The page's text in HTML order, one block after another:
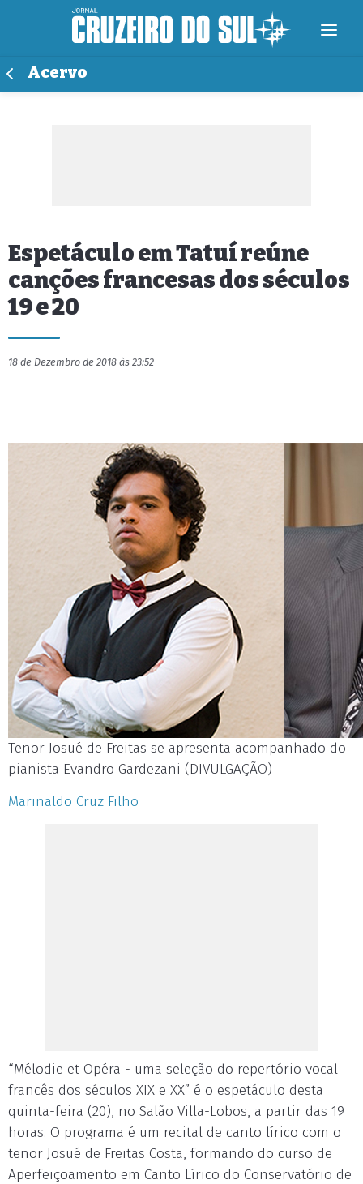
Acervo
Espetáculo em Tatuí reúne
canções francesas dos séculos
19 e 20
18 de Dezembro de 2018 às 23:52
Tenor Josué de Freitas se apresenta acompanhado do
pianista Evandro Gardezani (DIVULGAÇÃO)
Marinaldo Cruz Filho
“Mélodie et Opéra - uma seleção do repertório vocal
francês dos séculos XIX e XX” é o espetáculo desta
quinta-feira (20), no Salão Villa-Lobos, a partir das 19
horas. O programa é um recital de canto lírico com o
tenor Josué de Freitas Costa, formando do curso de
Aperfeiçoamento em Canto Lírico do Conservatório de